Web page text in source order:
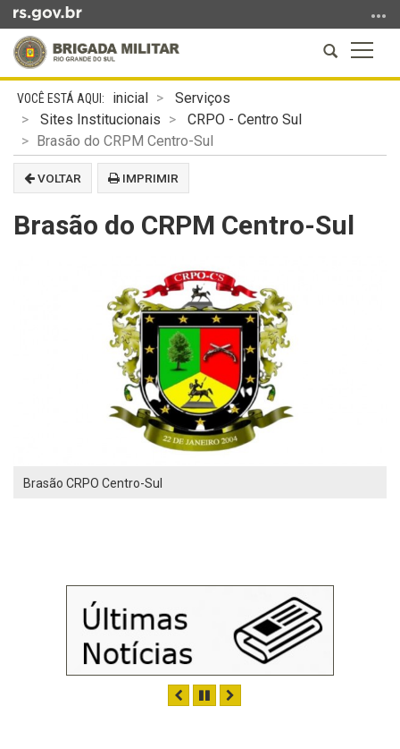
para
conteúdo
para
menu
a
Abrir
a
Início
conteúdo
inicial
Serviços
Sites Institucionais
CRPO - Centro Sul
Brasão do CRPM Centro-Sul
VOLTAR IMPRIMIR
Brasão do CRPM Centro-Sul
Brasão CRPO Centro-Sul
ANTERIOR
PAUSAR